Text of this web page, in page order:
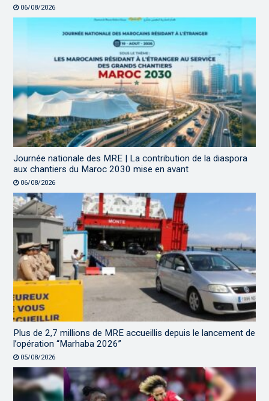
06/08/2026
Journée nationale des MRE | La contribution de la diaspora
aux chantiers du Maroc 2030 mise en avant
06/08/2026
Plus de 2,7 millions de MRE accueillis depuis le lancement de
l’opération “Marhaba 2026”
05/08/2026